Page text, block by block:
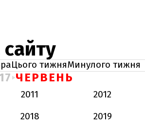
Цього тижняМинулого тижня
ЧЕРВЕНЬ
2011 2012
2018 2019